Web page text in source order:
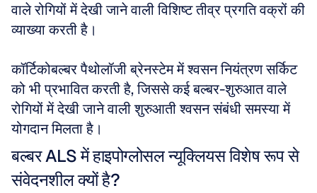
वाले रोगियों में देखी जाने वाली विशिष्ट तीव्र प्रगति वक्रों की
व्याख्या करती है।
कॉर्टिकोबल्बर पैथोलॉजी ब्रेनस्टेम में श्वसन नियंत्रण सर्किट
को भी प्रभावित करती है, जिससे कई बल्बर-शुरुआत वाले
रोगियों में देखी जाने वाली शुरुआती श्वसन संबंधी समस्या में
योगदान मिलता है।
बल्बर ALS में हाइपोग्लोसल न्यूक्लियस विशेष रूप से
संवेदनशील क्यों है?